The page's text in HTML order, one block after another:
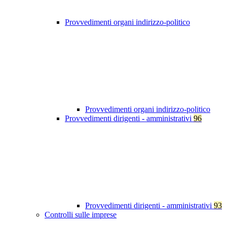
Provvedimenti organi indirizzo-politico
Provvedimenti organi indirizzo-politico
Provvedimenti dirigenti - amministrativi 96
Provvedimenti dirigenti - amministrativi 93
Controlli sulle imprese